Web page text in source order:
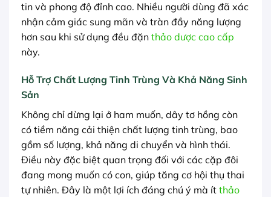
tin và phong độ đỉnh cao. Nhiều người dùng đã xác
nhận cảm giác sung mãn và tràn đầy năng lượng
hơn sau khi sử dụng đều đặn thảo dược cao cấp
này.
Hỗ Trợ Chất Lượng Tinh Trùng Và Khả Năng Sinh
Sản
Không chỉ dừng lại ở ham muốn, dây tơ hồng còn
có tiềm năng cải thiện chất lượng tinh trùng, bao
gồm số lượng, khả năng di chuyển và hình thái.
Điều này đặc biệt quan trọng đối với các cặp đôi
đang mong muốn có con, giúp tăng cơ hội thụ thai
tự nhiên. Đây là một lợi ích đáng chú ý mà ít thảo